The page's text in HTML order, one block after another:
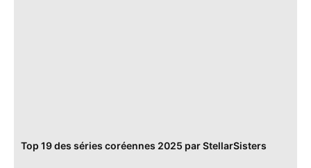
Top 19 des séries coréennes 2025 par StellarSisters